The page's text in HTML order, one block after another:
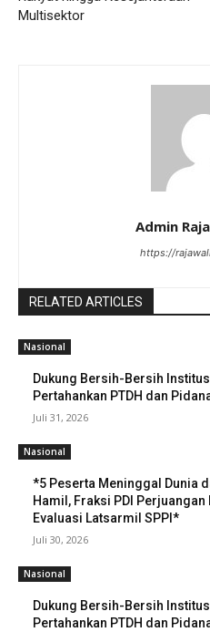
Multisektor
Admin
https://
RELATED ARTICLES
Nasional
Dukung Bersih-Bersih
Pertahankan PTDH dan
Juli 31, 2026
Nasional
*5 Peserta Meninggal Dunia
Hamil, Fraksi PDI
Evaluasi Latsarmil SPPI*
Juli 30, 2026
Nasional
Dukung Bersih-Bersih
Pertahankan PTDH dan